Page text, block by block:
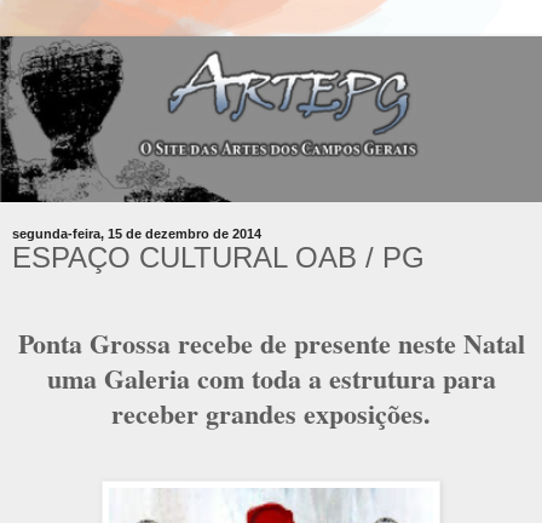
segunda-feira, 15 de dezembro de 2014
ESPAÇO CULTURAL OAB / PG
Ponta Grossa recebe de presente neste Natal
uma Galeria com toda a estrutura para
receber grandes exposições.